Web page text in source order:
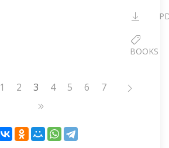
BOOKS
Страница
1 Страница
2 3 Страница
4 Страница
5 Страница
6 Страница
7